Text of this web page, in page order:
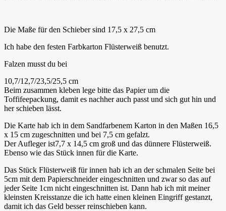
Die Maße für den Schieber sind 17,5 x 27,5 cm
Ich habe den festen Farbkarton Flüsterweiß benutzt.
Falzen musst du bei
10,7/12,7/23,5/25,5 cm
Beim zusammen kleben lege bitte das Papier um die
Toffifeepackung, damit es nachher auch passt und sich gut hin und
her schieben lässt.
Die Karte hab ich in dem Sandfarbenem Karton in den Maßen 16,5
x 15 cm zugeschnitten und bei 7,5 cm gefalzt.
Der Aufleger ist7,7 x 14,5 cm groß und das dünnere Flüsterweiß.
Ebenso wie das Stück innen für die Karte.
Das Stück Flüsterweiß für innen hab ich an der schmalen Seite bei
5cm mit dem Papierschneider eingeschnitten und zwar so das auf
jeder Seite 1cm nicht eingeschnitten ist. Dann hab ich mit meiner
kleinsten Kreisstanze die ich hatte einen kleinen Eingriff gestanzt,
damit ich das Geld besser reinschieben kann.